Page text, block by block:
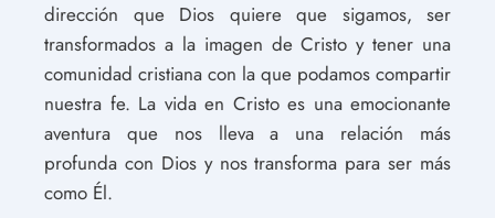
dirección que Dios quiere que sigamos, ser
transformados a la imagen de Cristo y tener una
comunidad cristiana con la que podamos compartir
nuestra fe. La vida en Cristo es una emocionante
aventura que nos lleva a una relación más
profunda con Dios y nos transforma para ser más
como Él.